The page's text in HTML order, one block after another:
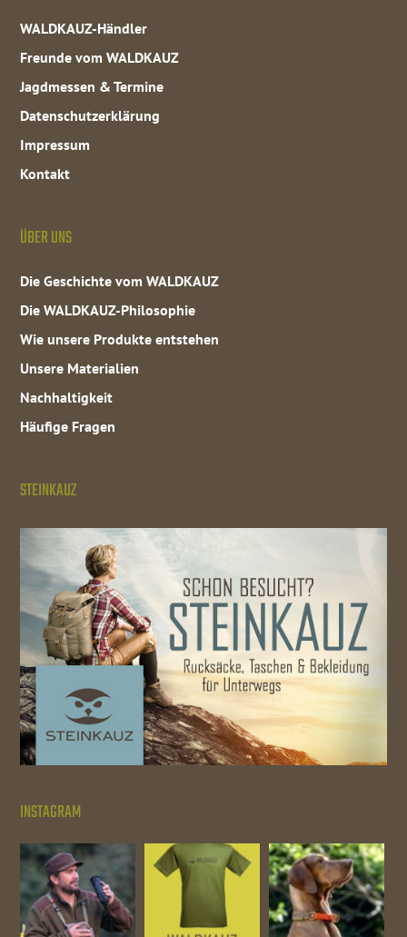
WALDKAUZ-Händler
Freunde vom WALDKAUZ
Jagdmessen & Termine
Datenschutzerklärung
Impressum
Kontakt
ÜBER UNS
Die Geschichte vom WALDKAUZ
Die WALDKAUZ-Philosophie
Wie unsere Produkte entstehen
Unsere Materialien
Nachhaltigkeit
Häufige Fragen
STEINKAUZ
INSTAGRAM